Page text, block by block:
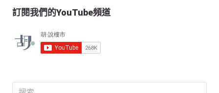
訂閱我們的YouTube頻道